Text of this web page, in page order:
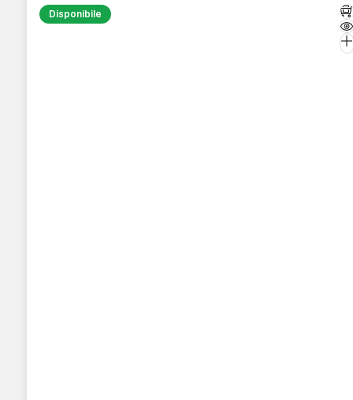
Disponibile